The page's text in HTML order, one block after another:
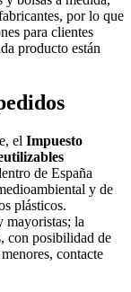
por lo que
para clientes
producto están
el Impuesto
de España
y de
plásticos.
mayoristas; la
con posibilidad de
contacte